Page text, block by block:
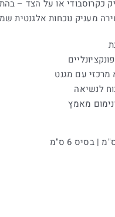
כקרוסבודי או על הצד –
מעניק נוכחות אלגנטית
לנשיאה
מאמץ